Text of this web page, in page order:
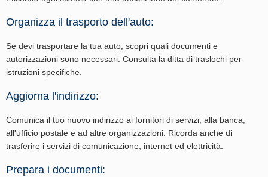
Organizza il trasporto dell'auto:
Se devi trasportare la tua auto, scopri quali documenti e
autorizzazioni sono necessari. Consulta la ditta di traslochi per
istruzioni specifiche.
Aggiorna l'indirizzo:
Comunica il tuo nuovo indirizzo ai fornitori di servizi, alla banca,
all'ufficio postale e ad altre organizzazioni. Ricorda anche di
trasferire i servizi di comunicazione, internet ed elettricità.
Prepara i documenti: